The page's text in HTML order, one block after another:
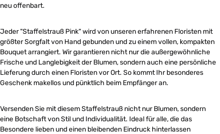
neu offenbart.
Jeder "Staffelstrauß Pink" wird von unseren erfahrenen Floristen mit
größter Sorgfalt von Hand gebunden und zu einem vollen, kompakten
Bouquet arrangiert. Wir garantieren nicht nur die außergewöhnliche
Frische und Langlebigkeit der Blumen, sondern auch eine persönliche
Lieferung durch einen Floristen vor Ort. So kommt Ihr besonderes
Geschenk makellos und pünktlich beim Empfänger an.
Versenden Sie mit diesem Staffelstrauß nicht nur Blumen, sondern
eine Botschaft von Stil und Individualität. Ideal für alle, die das
Besondere lieben und einen bleibenden Eindruck hinterlassen